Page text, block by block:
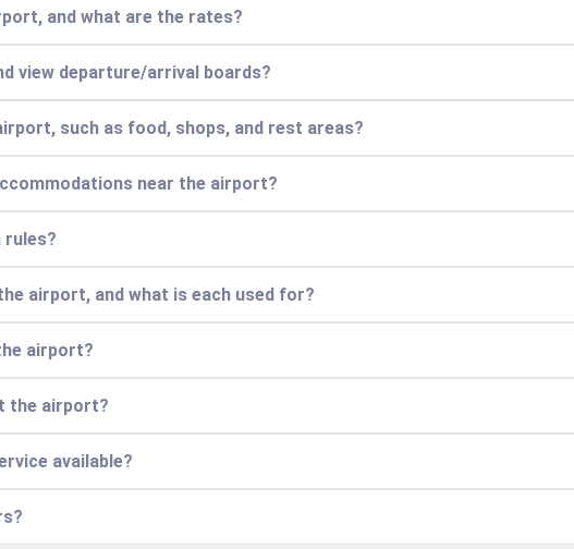
and what are the rates?
view departure/arrival boards?
such as food, shops, and rest areas?
near the airport?
rules?
airport, and what is each used for?
airport?
the airport?
available?